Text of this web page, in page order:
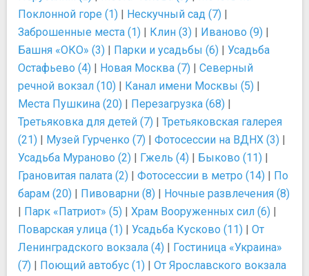
Поклонной горе (1) | Нескучный сад (7) |
Заброшенные места (1) | Клин (3) | Иваново (9) |
Башня «ОКО» (3) | Парки и усадьбы (6) | Усадьба
Остафьево (4) | Новая Москва (7) | Северный
речной вокзал (10) | Канал имени Москвы (5) |
Места Пушкина (20) | Перезагрузка (68) |
Третьяковка для детей (7) | Третьяковская галерея
(21) | Музей Гурченко (7) | Фотосессии на ВДНХ (3) |
Усадьба Мураново (2) | Гжель (4) | Быково (11) |
Грановитая палата (2) | Фотосессии в метро (14) | По
барам (20) | Пивоварни (8) | Ночные развлечения (8)
| Парк «Патриот» (5) | Храм Вооруженных сил (6) |
Поварская улица (1) | Усадьба Кусково (11) | От
Ленинградского вокзала (4) | Гостиница «Украина»
(7) | Поющий автобус (1) | От Ярославского вокзала